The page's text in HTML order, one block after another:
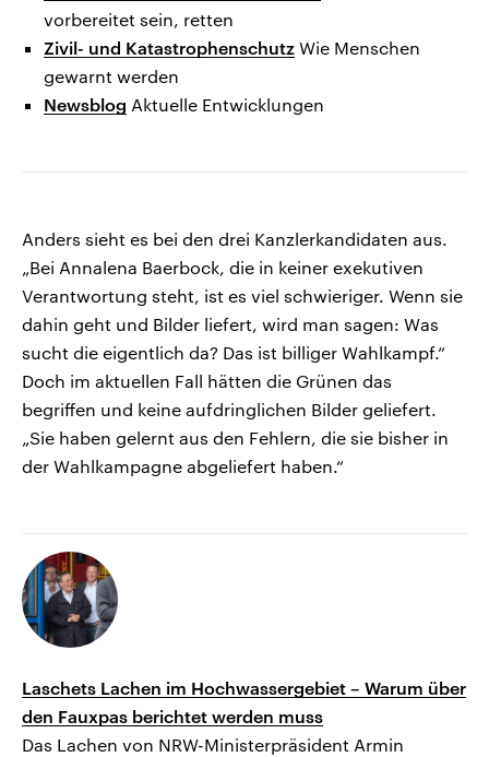
vorbereitet sein, retten
Zivil- und Katastrophenschutz Wie Menschen
gewarnt werden
Newsblog Aktuelle Entwicklungen
Anders sieht es bei den drei Kanzlerkandidaten aus.
„Bei Annalena Baerbock, die in keiner exekutiven
Verantwortung steht, ist es viel schwieriger. Wenn sie
dahin geht und Bilder liefert, wird man sagen: Was
sucht die eigentlich da? Das ist billiger Wahlkampf.“
Doch im aktuellen Fall hätten die Grünen das
begriffen und keine aufdringlichen Bilder geliefert.
„Sie haben gelernt aus den Fehlern, die sie bisher in
der Wahlkampagne abgeliefert haben.“
Laschets Lachen im Hochwassergebiet – Warum über
den Fauxpas berichtet werden muss
Das Lachen von NRW-Ministerpräsident Armin